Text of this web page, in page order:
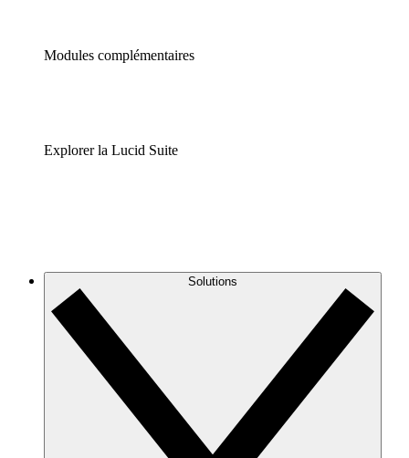
Modules complémentaires
Explorer la Lucid Suite
Solutions